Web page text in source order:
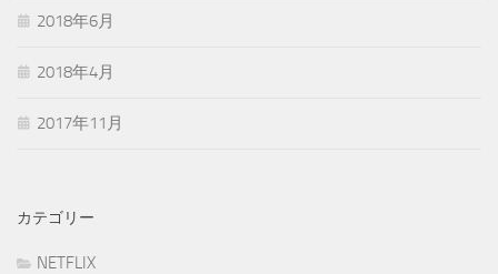
2018年6月
2018年4月
2017年11月
カテゴリー
NETFLIX